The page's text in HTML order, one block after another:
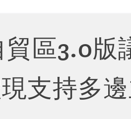
區3.0版
支持多